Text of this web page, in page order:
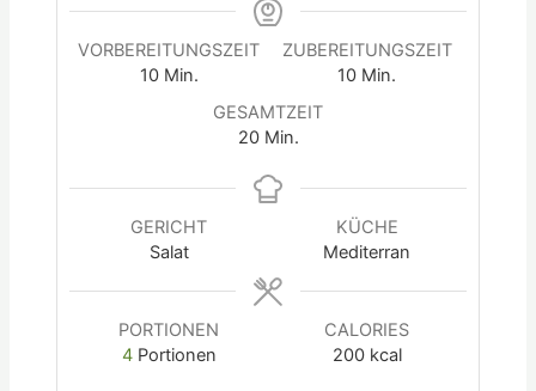
VORBEREITUNGSZEIT
10 Min.
ZUBEREITUNGSZEIT
10 Min.
GESAMTZEIT
20 Min.
GERICHT
Salat
KÜCHE
Mediterran
PORTIONEN
4 Portionen
CALORIES
200 kcal